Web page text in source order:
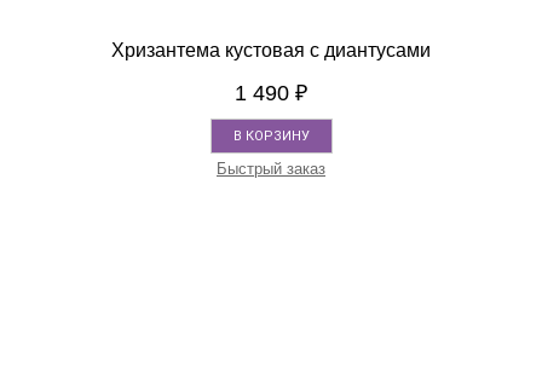
Хризантема кустовая с диантусами
1 490 ₽
В КОРЗИНУ
Быстрый заказ